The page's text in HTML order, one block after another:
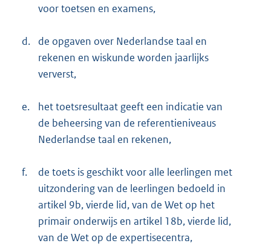
voor toetsen en examens,
d.
de opgaven over Nederlandse taal en
rekenen en wiskunde worden jaarlijks
ververst,
e.
het toetsresultaat geeft een indicatie van
de beheersing van de referentieniveaus
Nederlandse taal en rekenen,
f.
de toets is geschikt voor alle leerlingen met
uitzondering van de leerlingen bedoeld in
artikel 9b, vierde lid, van de Wet op het
primair onderwijs en artikel 18b, vierde lid,
van de Wet op de expertisecentra,